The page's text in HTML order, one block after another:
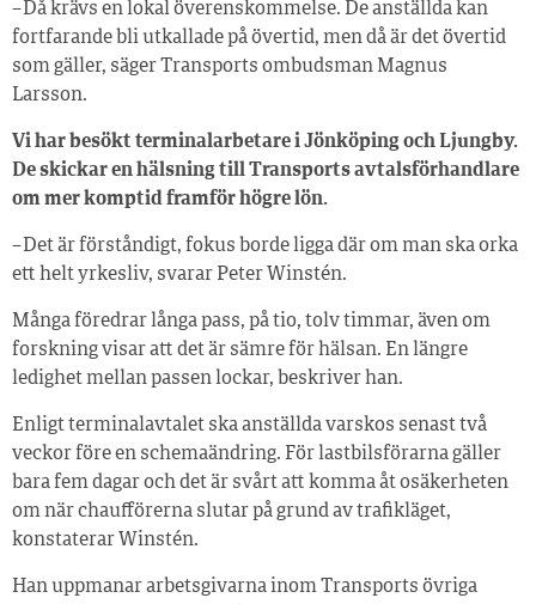
– Då krävs en lokal överenskommelse. De anställda kan
fortfarande bli utkallade på övertid, men då är det övertid
som gäller, säger Transports ombudsman Magnus
Larsson.
Vi har besökt terminalarbetare i Jönköping och Ljungby.
De skickar en hälsning till Transports avtalsförhandlare
om mer komptid framför högre lön.
– Det är förståndigt, fokus borde ligga där om man ska orka
ett helt yrkesliv, svarar Peter Winstén.
Många föredrar långa pass, på tio, tolv timmar, även om
forskning visar att det är sämre för hälsan. En längre
ledighet mellan passen lockar, beskriver han.
Enligt terminalavtalet ska anställda varskos senast två
veckor före en schemaändring. För lastbilsförarna gäller
bara fem dagar och det är svårt att komma åt osäkerheten
om när chaufförerna slutar på grund av trafikläget,
konstaterar Winstén.
Han uppmanar arbetsgivarna inom Transports övriga